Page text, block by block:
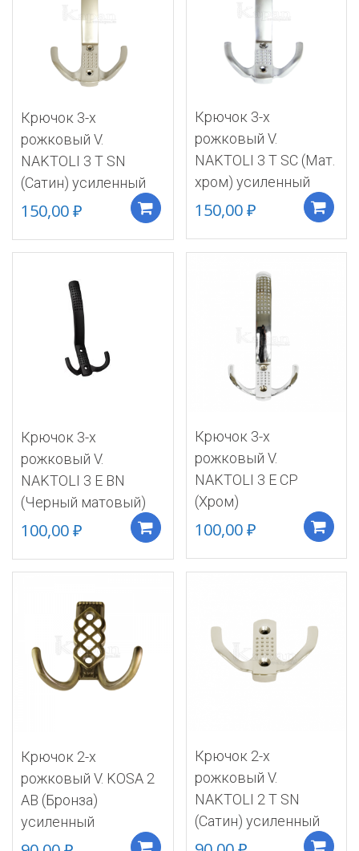
Крючок 3-х
рожковый V.
NAKTOLI 3 Т SN
(Сатин) усиленный
150,00₽ Добавить в корзину
Крючок 3-х
рожковый V.
NAKTOLI 3 Т SC (Мат.
хром) усиленный
150,00₽
Крючок 3-х
рожковый V.
NAKTOLI 3 E BN
(Черный матовый)
100,00₽ Добавить в корзину
Крючок 3-х
рожковый V.
NAKTOLI 3 E CP
(Хром)
100,00₽
Крючок 2-х
рожковый V. KOSA 2
AB (Бронза)
усиленный
Добавить в корзину
Крючок 2-х
рожковый V.
NAKTOLI 2 T SN
(Сатин) усиленный